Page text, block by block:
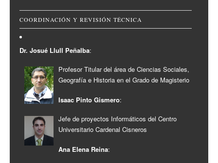
COORDINACIÓN Y REVISIÓN TÉCNICA
Dr. Josué Llull Peñalba:
Profesor Titular del área de Ciencias Sociales,
Geografía e Historia en el Grado de Magisterio
Isaac Pinto Gismero:
Jefe de proyectos Informáticos del Centro
Universitario Cardenal Cisneros
Ana Elena Reina: